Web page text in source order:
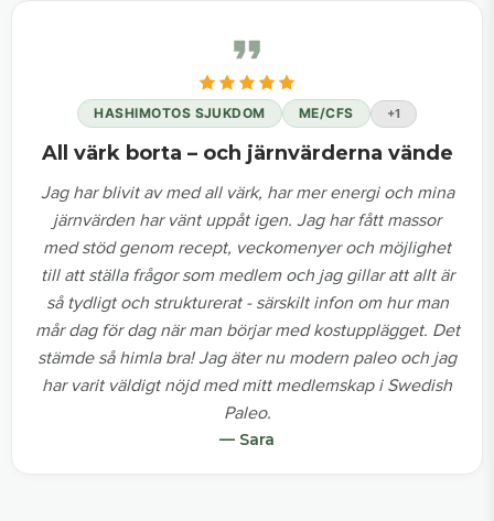
HASHIMOTOS SJUKDOM ME/CFS +1
All värk borta – och järnvärderna vände
Jag har blivit av med all värk, har mer energi och mina
järnvärden har vänt uppåt igen. Jag har fått massor
med stöd genom recept, veckomenyer och möjlighet
till att ställa frågor som medlem och jag gillar att allt är
så tydligt och strukturerat - särskilt infon om hur man
mår dag för dag när man börjar med kostupplägget. Det
stämde så himla bra! Jag äter nu modern paleo och jag
har varit väldigt nöjd med mitt medlemskap i Swedish
Paleo.
— Sara